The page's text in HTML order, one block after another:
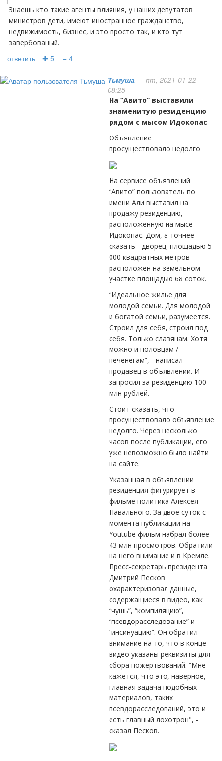
Знаешь кто такие агенты влияния, у наших депутатов
министров дети, имеют иностранное гражданство,
недвижимость, бизнес, и это просто так, и кто тут
завербованый.
ответить ✚ 5 − 4
Тьмуша — пт, 2021-01-22
08:25
На “Авито” выставили
знаменитую резиденцию
рядом с мысом Идокопас
Объявление
просуществовало недолго
На сервисе объявлений
“Авито” пользователь по
имени Али выставил на
продажу резиденцию,
расположенную на мысе
Идокопас. Дом, а точнее
сказать - дворец, площадью 5
000 квадратных метров
расположен на земельном
участке площадью 68 соток.
“Идеальное жилье для
молодой семьи. Для молодой
и богатой семьи, разумеется.
Строил для себя, строил под
себя. Только славянам. Хотя
можно и половцам /
печенегам”, - написал
продавец в объявлении. И
запросил за резиденцию 100
млн рублей.
Стоит сказать, что
просуществовало объявление
недолго. Через несколько
часов после публикации, его
уже невозможно было найти
на сайте.
Указанная в объявлении
резиденция фигурирует в
фильме политика Алексея
Навального. За двое суток с
момента публикации на
Youtube фильм набрал более
43 млн просмотров. Обратили
на него внимание и в Кремле.
Пресс-секретарь президента
Дмитрий Песков
охарактеризовал данные,
содержащиеся в видео, как
“чушь”, “компиляцию”,
“псевдорасследование” и
“инсинуацию”. Он обратил
внимание на то, что в конце
видео указаны реквизиты для
сбора пожертвований. “Мне
кажется, что это, наверное,
главная задача подобных
материалов, таких
псевдорасследований, это и
есть главный лохотрон", -
сказал Песков.